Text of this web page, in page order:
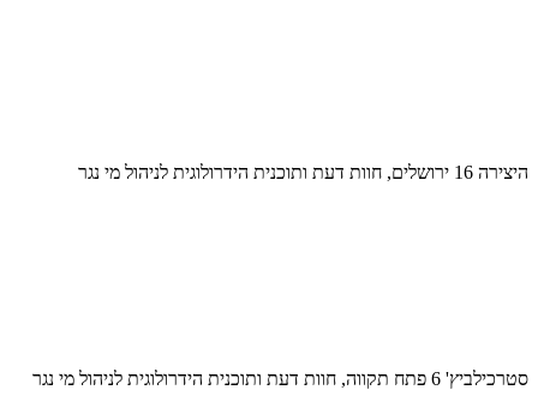
היצירה 16 ירושלים, חוות דעת ותוכנית הידרולוגית לניהול מי נגר
סטרכילביץ' 6 פתח תקווה, חוות דעת ותוכנית הידרולוגית לניהול מי נגר